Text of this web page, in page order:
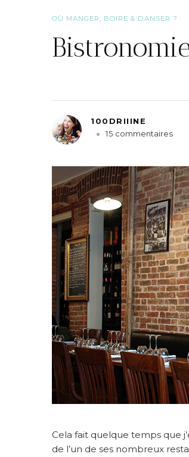
OÙ MANGER, BOIRE & DANSER ?
100DRIIINE
15 commentairess
B
i
s
t
r
o
n
o
m
i
e
a
u
G
r
d
e
T
p
s
Cela fait quelque temps que
de l’un de ses nombreux